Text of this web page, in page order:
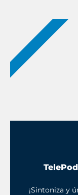
¡Sintoniza y
NUEVOS PODCAST